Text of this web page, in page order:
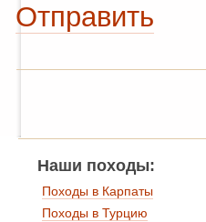
Отправить
Наши походы:
Походы в Карпаты
Походы в Турцию